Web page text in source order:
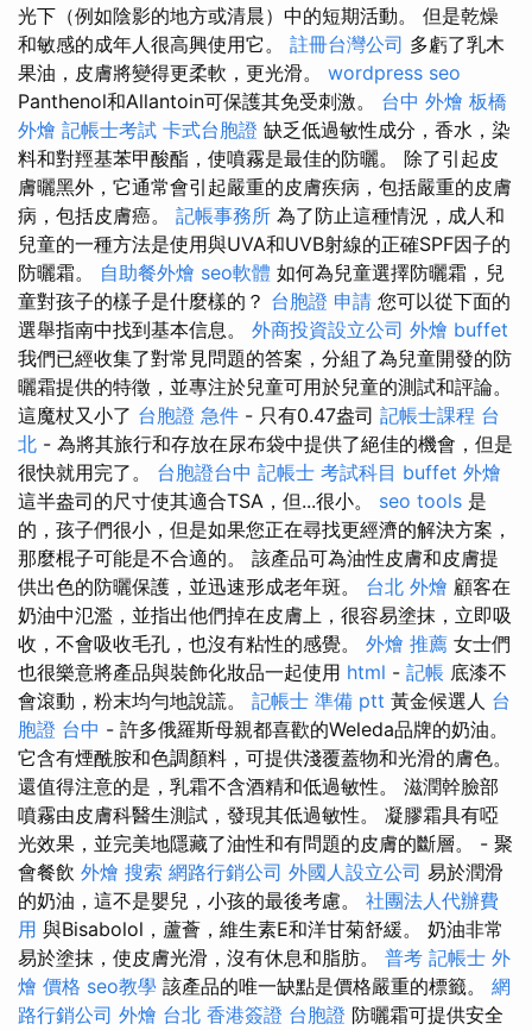
光下（例如陰影的地方或清晨）中的短期活動。 但是乾燥
和敏感的成年人很高興使用它。 註冊台灣公司 多虧了乳木
果油，皮膚將變得更柔軟，更光滑。 wordpress seo
Panthenol和Allantoin可保護其免受刺激。 台中 外燴 板橋
外燴 記帳士考試 卡式台胞證 缺乏低過敏性成分，香水，染
料和對羥基苯甲酸酯，使噴霧是最佳的防曬。 除了引起皮
膚曬黑外，它通常會引起嚴重的皮膚疾病，包括嚴重的皮膚
病，包括皮膚癌。 記帳事務所 為了防止這種情況，成人和
兒童的一種方法是使用與UVA和UVB射線的正確SPF因子的
防曬霜。 自助餐外燴 seo軟體 如何為兒童選擇防曬霜，兒
童對孩子的樣子是什麼樣的？ 台胞證 申請 您可以從下面的
選舉指南中找到基本信息。 外商投資設立公司 外燴 buffet
我們已經收集了對常見問題的答案，分組了為兒童開發的防
曬霜提供的特徵，並專注於兒童可用於兒童的測試和評論。
這魔杖又小了 台胞證 急件 - 只有0.47盎司 記帳士課程 台
北 - 為將其旅行和存放在尿布袋中提供了絕佳的機會，但是
很快就用完了。 台胞證台中 記帳士 考試科目 buffet 外燴
這半盎司的尺寸使其適合TSA，但...很小。 seo tools 是
的，孩子們很小，但是如果您正在尋找更經濟的解決方案，
那麼棍子可能是不合適的。 該產品可為油性皮膚和皮膚提
供出色的防曬保護，並迅速形成老年斑。 台北 外燴 顧客在
奶油中氾濫，並指出他們掉在皮膚上，很容易塗抹，立即吸
收，不會吸收毛孔，也沒有粘性的感覺。 外燴 推薦 女士們
也很樂意將產品與裝飾化妝品一起使用 html - 記帳 底漆不
會滾動，粉末均勻地說謊。 記帳士 準備 ptt 黃金候選人 台
胞證 台中 - 許多俄羅斯母親都喜歡的Weleda品牌的奶油。
它含有煙酰胺和色調顏料，可提供淺覆蓋物和光滑的膚色。
還值得注意的是，乳霜不含酒精和低過敏性。 滋潤幹臉部
噴霧由皮膚科醫生測試，發現其低過敏性。 凝膠霜具有啞
光效果，並完美地隱藏了油性和有問題的皮膚的斷層。 - 聚
會餐飲 外燴 搜索 網路行銷公司 外國人設立公司 易於潤滑
的奶油，這不是嬰兒，小孩的最後考慮。 社團法人代辦費
用 與Bisabolol，蘆薈，維生素E和洋甘菊舒緩。 奶油非常
易於塗抹，使皮膚光滑，沒有休息和脂肪。 普考 記帳士 外
燴 價格 seo教學 該產品的唯一缺點是價格嚴重的標籤。 網
路行銷公司 外燴 台北 香港簽證 台胞證 防曬霜可提供安全